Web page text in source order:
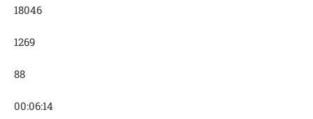
18046
1269
88
00:06:14